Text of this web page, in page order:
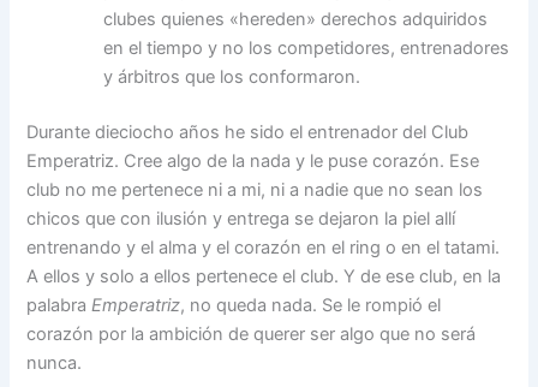
clubes quienes «hereden» derechos adquiridos
en el tiempo y no los competidores, entrenadores
y árbitros que los conformaron.
Durante dieciocho años he sido el entrenador del Club
Emperatriz. Cree algo de la nada y le puse corazón. Ese
club no me pertenece ni a mi, ni a nadie que no sean los
chicos que con ilusión y entrega se dejaron la piel allí
entrenando y el alma y el corazón en el ring o en el tatami.
A ellos y solo a ellos pertenece el club. Y de ese club, en la
palabraEmperatriz, no queda nada. Se le rompió el
corazón por la ambición de querer ser algo que no será
nunca.